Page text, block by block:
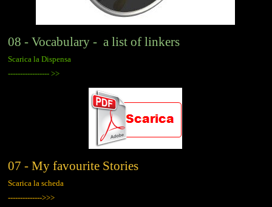
08 - Vocabulary - a list of linkers
Scarica la Dispensa
----------------- >>
07 - My favourite Stories
Scarica la scheda
-------------->>>